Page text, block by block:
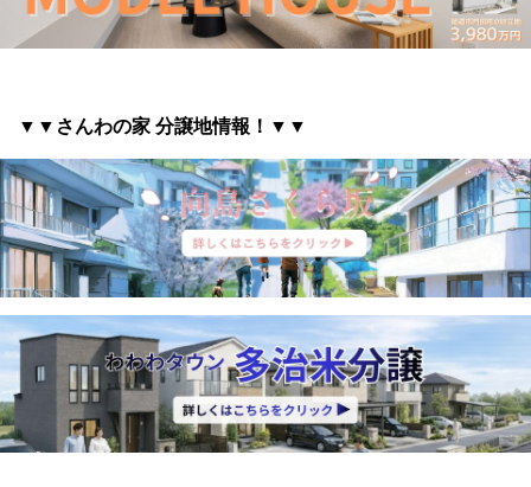
▼▼さんわの家 分譲地情報 ！▼▼